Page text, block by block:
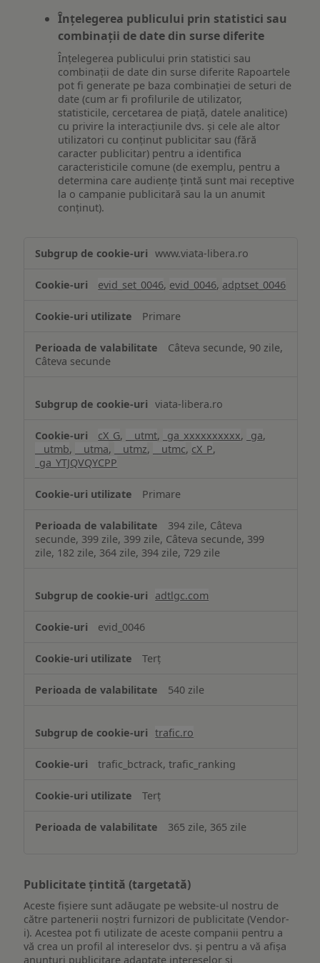
Înțelegerea publicului prin statistici sau
combinații de date din surse diferite
Înțelegerea publicului prin statistici sau
combinații de date din surse diferite Rapoartele
pot fi generate pe baza combinației de seturi de
date (cum ar fi profilurile de utilizator,
statisticile, cercetarea de piață, datele analitice)
cu privire la interacțiunile dvs. și cele ale altor
utilizatori cu conținut publicitar sau (fără
caracter publicitar) pentru a identifica
caracteristicile comune (de exemplu, pentru a
determina care audiențe țintă sunt mai receptive
la o campanie publicitară sau la un anumit
conținut).
www.viata-libera.ro
evid_set_0046, evid_0046, adptset_0046
Primare
Câteva secunde, 90 zile,
Câteva secunde
viata-libera.ro
cX_G, __utmt, _ga_xxxxxxxxxx, _ga,
__utmb, __utma, __utmz, __utmc, cX_P,
_ga_YTJQVQYCPP
Primare
394 zile, Câteva
secunde, 399 zile, 399 zile, Câteva secunde, 399
zile, 182 zile, 364 zile, 394 zile, 729 zile
adtlgc.com
evid_0046
Terț
540 zile
trafic.ro
trafic_bctrack, trafic_ranking
Terț
365 zile, 365 zile
Publicitate țintită (targetată)
Aceste fișiere sunt adăugate pe website-ul nostru de
către partenerii noștri furnizori de publicitate (Vendor-
i). Acestea pot fi utilizate de aceste companii pentru a
vă crea un profil al intereselor dvs. și pentru a vă afișa
anunțuri publicitare adaptate intereselor și